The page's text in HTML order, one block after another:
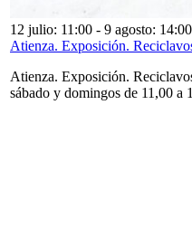
12 julio: 11:00 - 9 agosto: 14:00
Atienza. Exposición.
Atienza. Exposición.
sábado y domingos de 11,00 a